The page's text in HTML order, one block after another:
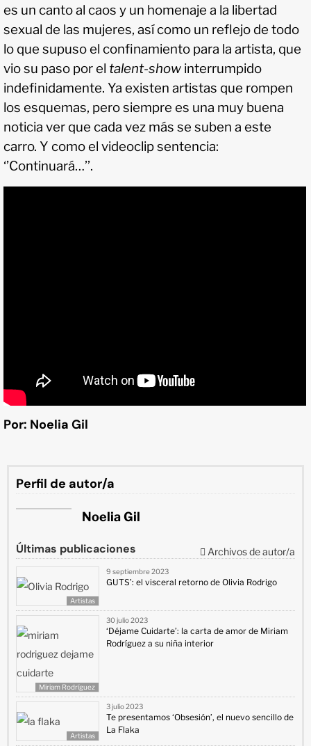
es un canto al caos y un homenaje a la libertad
sexual de las mujeres, así como un reflejo de todo
lo que supuso el confinamiento para la artista, que
vio su paso por el talent-show interrumpido
indefinidamente. Ya existen artistas que rompen
los esquemas, pero siempre es una muy buena
noticia ver que cada vez más se suben a este
carro. Y como el videoclip sentencia:
‘’Continuará…’’.
Por: Noelia Gil
Perfil de autor/a
Noelia Gil
Últimas publicaciones Archivos de autor/a
Artistas
9 septiembre 2023
GUTS’: el visceral retorno de Olivia Rodrigo
Miriam Rodríguez
30 julio 2023
‘Déjame Cuidarte’: la carta de amor de Miriam
Rodríguez a su niña interior
Artistas
3 julio 2023
Te presentamos ‘Obsesión’, el nuevo sencillo de
La Flaka